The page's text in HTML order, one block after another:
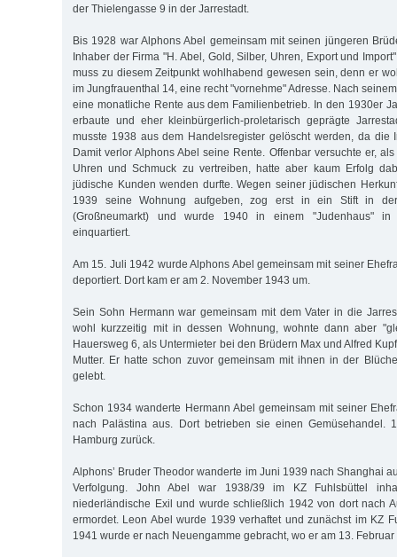
der Thielengasse 9 in der Jarrestadt.
Bis 1928 war Alphons Abel gemeinsam mit seinen jüngeren
Inhaber der Firma "H. Abel, Gold, Silber, Uhren, Export und
muss zu diesem Zeitpunkt wohlhabend gewesen sein, denn er
im Jungfrauenthal 14, eine recht "vornehme" Adresse. Nach
eine monatliche Rente aus dem Familienbetrieb. In den 1930er
erbaute und eher kleinbürgerlich-proletarisch geprägte
musste 1938 aus dem Handelsregister gelöscht werden, da die
Damit verlor Alphons Abel seine Rente. Offenbar versuchte er,
Uhren und Schmuck zu vertreiben, hatte aber kaum Erfolg
jüdische Kunden wenden durfte. Wegen seiner jüdischen
1939 seine Wohnung aufgeben, zog erst in ein Stift in der
(Großneumarkt) und wurde 1940 in einem "Judenhaus"
einquartiert.
Am 15. Juli 1942 wurde Alphons Abel gemeinsam mit seiner
deportiert. Dort kam er am 2. November 1943 um.
Sein Sohn Hermann war gemeinsam mit dem Vater in die
wohl kurzzeitig mit in dessen Wohnung, wohnte dann aber
Hauersweg 6, als Untermieter bei den Brüdern Max und Alfred
Mutter. Er hatte schon zuvor gemeinsam mit ihnen in der
gelebt.
Schon 1934 wanderte Hermann Abel gemeinsam mit seiner
nach Palästina aus. Dort betrieben sie einen Gemüsehandel.
Hamburg zurück.
Alphons’ Bruder Theodor wanderte im Juni 1939 nach Shanghai
Verfolgung. John Abel war 1938/39 im KZ Fuhlsbüttel
niederländische Exil und wurde schließlich 1942 von dort nach
ermordet. Leon Abel wurde 1939 verhaftet und zunächst im KZ
1941 wurde er nach Neuengamme gebracht, wo er am 13.